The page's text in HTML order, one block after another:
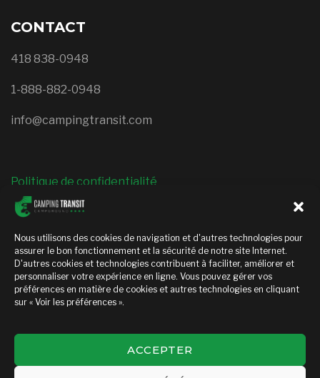
Nous utilisons des cookies de navigation et d'autres technologies pour
assurer le bon fonctionnement et la sécurité de notre site Internet.
D'autres cookies et technologies contribuent à faciliter, améliorer et
personnaliser votre expérience en ligne. Vous pouvez gérer vos
préférences en matière de cookies et autres technologies en cliquant
sur « Voir les préférences ».
ACCEPTER
CONTACT
418 838-0948
1-888-882-0948
info@campingtransit.com
Politique de confidentialité
SUIVEZ-NOUS
facebookinstagram
Copyright © 2026 — Camping transit. All Rights Reserved